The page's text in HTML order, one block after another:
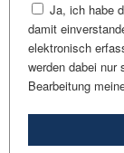
Ja, ich habe
damit
elektronisch
werden dabei nur
Bearbeitung